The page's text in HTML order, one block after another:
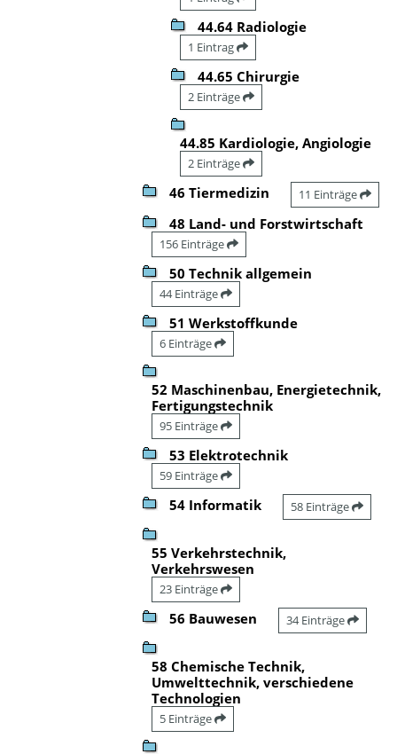
44.64 Radiologie
1 Eintrag
44.65 Chirurgie
2 Einträge
44.85 Kardiologie, Angiologie
2 Einträge
46 Tiermedizin 11 Einträge
48 Land- und Forstwirtschaft
156 Einträge
50 Technik allgemein
44 Einträge
51 Werkstoffkunde
6 Einträge
52 Maschinenbau, Energietechnik,
Fertigungstechnik
95 Einträge
53 Elektrotechnik
59 Einträge
54 Informatik 58 Einträge
55 Verkehrstechnik,
Verkehrswesen
23 Einträge
56 Bauwesen 34 Einträge
58 Chemische Technik,
Umwelttechnik, verschiedene
Technologien
5 Einträge